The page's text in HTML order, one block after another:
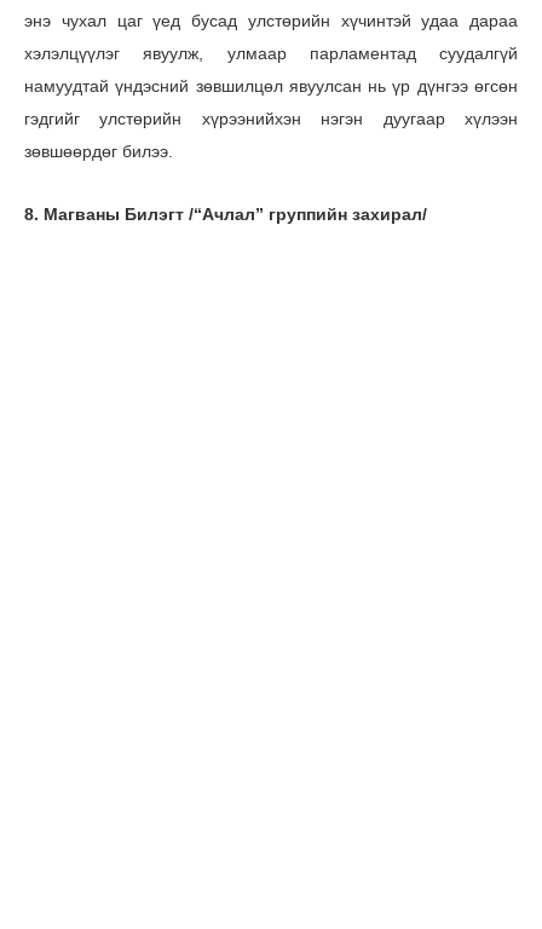
энэ чухал цаг үед бусад улстөрийн хүчинтэй удаа дараа
хэлэлцүүлэг явуулж, улмаар парламентад суудалгүй
намуудтай үндэсний зөвшилцөл явуулсан нь үр дүнгээ өгсөн
гэдгийг улстөрийн хүрээнийхэн нэгэн дуугаар хүлээн
зөвшөөрдөг билээ.
8. Магваны Билэгт /“Ачлал” группийн захирал/